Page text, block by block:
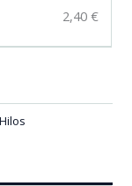
2,40 €
Hilos